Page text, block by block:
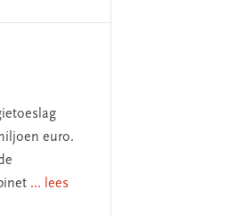
euro.
... lees